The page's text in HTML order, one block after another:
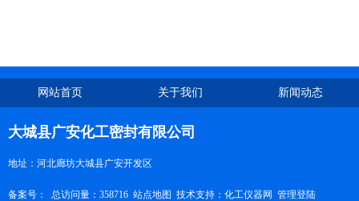
网站首页 关于我们 新闻动态
大城县广安化工密封有限公司
地址：河北廊坊大城县广安开发区
备案号： 总访问量：358716 站点地图 技术支持： 化工仪器网 管理登陆